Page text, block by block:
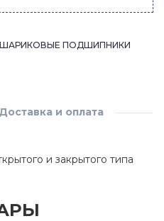
ПОДШИПНИКИ
Доставка и оплата
и закрытого типа